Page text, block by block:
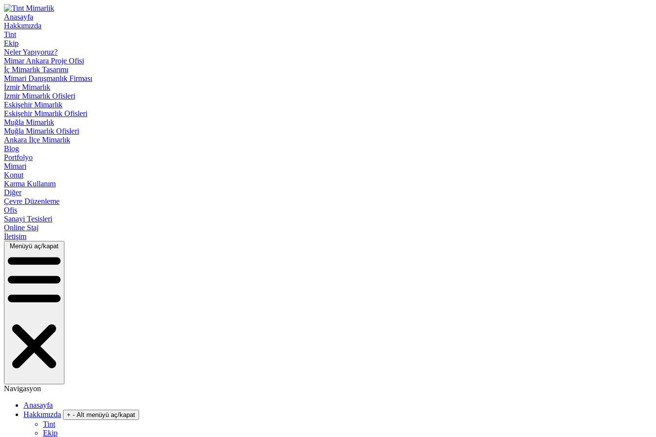
Anasayfa
Hakkımızda
Tint
Ekip
Neler Yapıyoruz?
Mimar Ankara Proje Ofisi
İç Mimarlık Tasarımı
Mimari Danışmanlık Firması
İzmir Mimarlık
İzmir Mimarlık Ofisleri
Eskişehir Mimarlık
Eskişehir Mimarlık Ofisleri
Muğla Mimarlık
Muğla Mimarlık Ofisleri
Ankara İlçe Mimarlık
Blog
Portfolyo
Mimari
Konut
Karma Kullanım
Diğer
Çevre Düzenleme
Ofis
Sanayi Tesisleri
Online Staj
İletişim
Menüyü aç/kapat
Navigasyon
Anasayfa
Hakkımızda
+ - Alt menüyü aç/kapat
Tint
Ekip